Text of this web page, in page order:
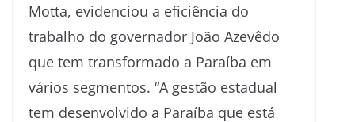
Motta, evidenciou a eficiência do
trabalho do governador João Azevêdo
que tem transformado a Paraíba em
vários segmentos. “A gestão estadual
tem desenvolvido a Paraíba que está